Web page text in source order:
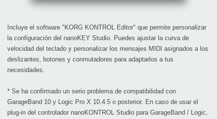
Incluye el software "KORG KONTROL Editor" que permite personalizar
la configuración del nanoKEY Studio. Puedes ajustar la curva de
velocidad del teclado y personalizar los mensajes MIDI asignados a los
deslizantes, botones y conmutadores para adaptarlos a tus
necesidades.
* Se ha confirmado un serio problema de compatibilidad con
GarageBand 10 y Logic Pro X 10.4.5 o posterior. En caso de usar el
plug-in del controlador nanoKONTROL Studio para GarageBand / Logic,